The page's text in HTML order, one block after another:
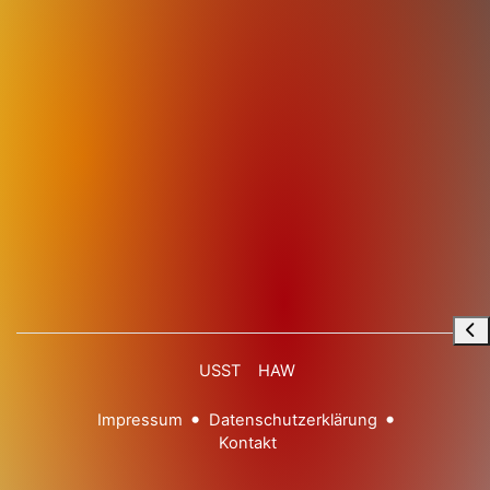
USST HAW
Impressum
Datenschutzerklärung
Kontakt